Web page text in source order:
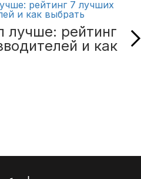
лучше: рейтинг
и как